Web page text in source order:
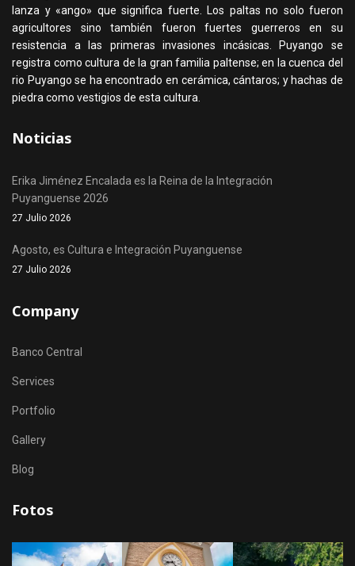
lanza y «ango» que significa fuerte. Los paltas no solo fueron
agricultores sino también fueron fuertes guerreros en su
resistencia a las primeras invasiones incásicas. Puyango se
registra como cultura de la gran familia paltense; en la cuenca del
rio Puyango se ha encontrado en cerámica, cántaros; y hachas de
piedra como vestigios de esta cultura.
Noticias
Erika Jiménez Encalada es la Reina de la Integración
Puyanguense 2026
27 Julio 2026
Agosto, es Cultura e Integración Puyanguense
27 Julio 2026
Company
Banco Central
Services
Portfolio
Gallery
Blog
Fotos